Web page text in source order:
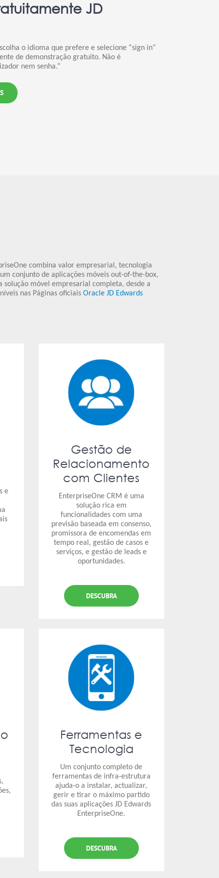
JD
o idioma que prefere e selecione “sign in”
de demonstração gratuito. Não é
nem senha.”
combina valor empresarial, tecnologia
conjunto de aplicações móveis out-of-the-box,
móvel empresarial completa, desde a
nas Páginas oficiais Oracle JD Edwards
e
Gestão de
Relacionamento
com Clientes
EnterpriseOne CRM é uma
solução rica em
funcionalidades com uma
previsão baseada em consenso,
promissora de encomendas em
tempo real, gestão de casos e
serviços, e gestão de leads e
oportunidades.
DESCUBRA
Ferramentas e
Tecnologia
Um conjunto completo de
ferramentas de infra-estrutura
ajuda-o a instalar, actualizar,
gerir e tirar o máximo partido
das suas aplicações JD Edwards
EnterpriseOne.
DESCUBRA